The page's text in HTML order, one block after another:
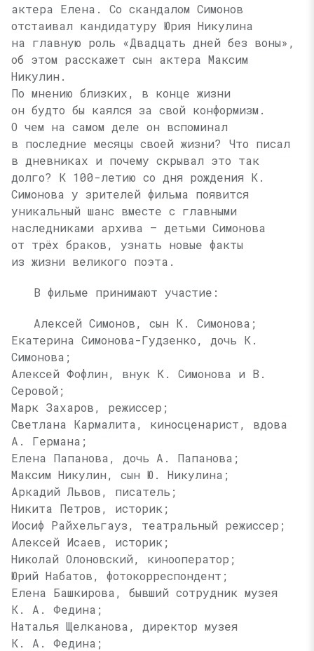
актера Елена. Со скандалом Симонов
отстаивал кандидатуру Юрия Никулина
на главную роль «Двадцать дней без воны»,
об этом расскажет сын актера Максим
Никулин.
По мнению близких, в конце жизни
он будто бы каялся за свой конформизм.
О чем на самом деле он вспоминал
в последние месяцы своей жизни? Что писал
в дневниках и почему скрывал это так
долго? К 100-летию со дня рождения К.
Симонова у зрителей фильма появится
уникальный шанс вместе с главными
наследниками архива — детьми Симонова
от трёх браков, узнать новые факты
из жизни великого поэта.
В фильме принимают участие:
Алексей Симонов, сын К. Симонова;
Екатерина Симонова-Гудзенко, дочь К.
Симонова;
Алексей Фофлин, внук К. Симонова и В.
Серовой;
Марк Захаров, режиссер;
Светлана Кармалита, киносценарист, вдова
А. Германа;
Елена Папанова, дочь А. Папанова;
Максим Никулин, сын Ю. Никулина;
Аркадий Львов, писатель;
Никита Петров, историк;
Иосиф Райхельгауз, театральный режиссер;
Алексей Исаев, историк;
Николай Олоновский, кинооператор;
Юрий Набатов, фотокорреспондент;
Елена Башкирова, бывший сотрудник музея
К. А. Федина ;
Наталья Щелканова, директор музея
К. А. Федина ;